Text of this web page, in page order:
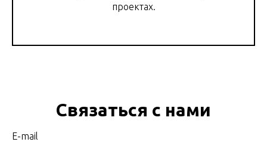
проектах.
Связаться с нами
E-mail